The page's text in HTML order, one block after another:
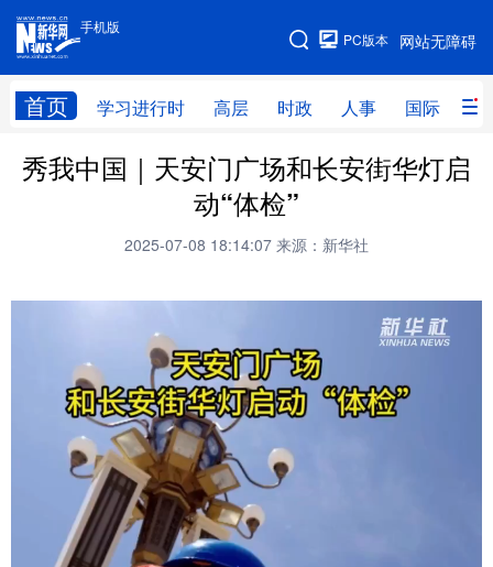
手机版
网站无障碍
PC版本
首页 学习进行时 高层 时政 人事 国际 财
手机版
网站地图
学习进行时 高层 时政 人事
财经
思客智库 全球连线
科技 科普 体育 文化
军事 访谈 视频
图片 中央文件 金融 汽车
食品 人居 信息化
溯源中国 城市
会展 彩票
秀我中国｜天安门广场和长安街华灯启
动“体检”
2025-07-08 18:14:07 来源：新华社